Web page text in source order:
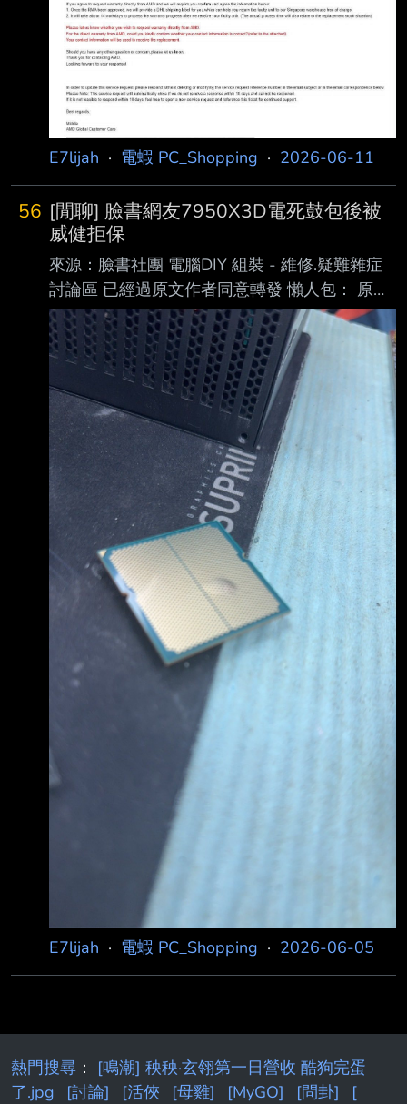
協助處理 目前的進度是今天DHL過來收走了 就
等AMD新加坡收到後確認沒問題應該就會寄一
顆新的回來了 後續有進度會再更新 先前文章：
#1g8T2aVr(PC_Shopping) #1g8kve9Q(P
E7lijah · 電蝦 PC_Shopping · 2026-06-11
56 [閒聊] 臉書網友7950X3D電死鼓包後被
威健拒保
來源：臉書社團 電腦DIY 組裝 - 維修.疑難雜症
討論區 已經過原文作者同意轉發 懶人包： 原事
主7950X3D待機狀態下突然掛掉 CPU觸點鼓包
技嘉主板BIOS晶片燒掉、AM5插槽針腳產生微
凹 事主將CPU、主板、電供都送RMA 主板原板
維修後送回 PSU檢測正常後送回 CPU則被威健
以明顯人損為由拒保 根據店家的說法，技嘉有
聯繫台灣AMD，AMD有要求威健出報告 而威健
的回答是沒有收到AMD告知 事主送修超過一個
月 至今還沒解決 以下是原文 原文有點長，我只
有幫忙稍加分段 並修改一些標點符號以幫
E7lijah · 電蝦 PC_Shopping · 2026-06-05
熱門搜尋 ： [鳴潮] 秧秧·玄翎第一日營收 酷狗完蛋
了.jpg
[討論] [活俠 [母雞] [MyGO] [問卦]
[